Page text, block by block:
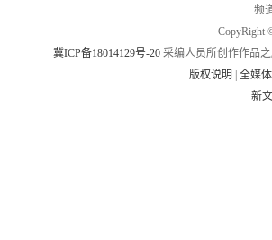
频
CopyRight
冀ICP备18014129号-20 采编人员所创作作品
版权说明
|全媒
新